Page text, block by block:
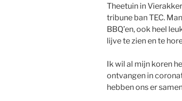
Theetuin in
tribune ban TEC.
BBQ’en, ook heel
lijve te zien en te
Ik wil al mijn koren
ontvangen in
hebben ons er